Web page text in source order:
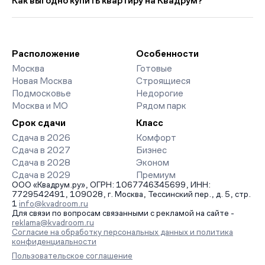
класса. На страницах ЖК доступны отзывы жильцов о
качестве строительства, интерактивный генплан корпусов,
организует просмотр и поможет одобрить ипотеку по
минимальной ставке. Чтобы зафиксировать цену, оставьте
заявку на обратный звонок.
Расположение
Москва
Новая Москва
Подмосковье
Москва и МО
Особенности
Готовые
Строящиеся
Недорогие
Рядом парк
Срок сдачи
Сдача в 2026
Сдача в 2027
Сдача в 2028
Сдача в 2029
Класс
Комфорт
Бизнес
Эконом
Премиум
ООО «Квадрум.ру», ОГРН: 1067746345699, ИНН:
7729542491, 109028, г. Москва, Тессинский пер., д. 5, стр.
1 info@kvadroom.ru
Для связи по вопросам связанными с рекламой на сайте -
reklama@kvadroom.ru
Согласие на обработку персональных данных и политика
конфиденциальности
Пользовательское соглашение